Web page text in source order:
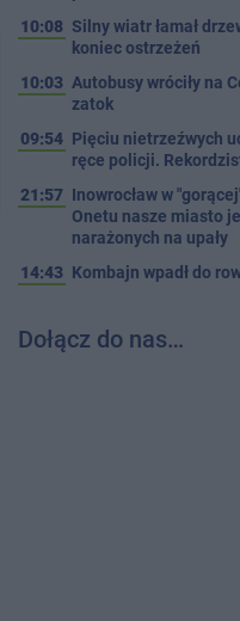
10:08 Silny wiatr łamał
koniec ostrzeżeń
10:03 Autobusy wróciły na
zatok
09:54 Pięciu nietrzeźwych
ręce policji.
21:57 Inowrocław w
Onetu nasze miasto
narażonych na upały
14:43 Kombajn wpadł do
Dołącz do nas…